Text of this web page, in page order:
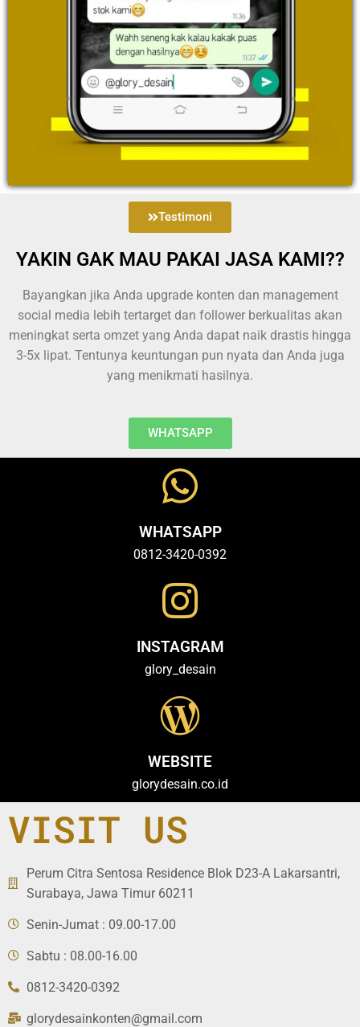
Testimoni
YAKIN GAK MAU PAKAI JASA KAMI??
Bayangkan jika Anda upgrade konten dan management
social media lebih tertarget dan follower berkualitas akan
meningkat serta omzet yang Anda dapat naik drastis hingga
3-5x lipat. Tentunya keuntungan pun nyata dan Anda juga
yang menikmati hasilnya.
WHATSAPP
WHATSAPP
0812-3420-0392
INSTAGRAM
glory_desain
WEBSITE
glorydesain.co.id
VISIT US
Perum Citra Sentosa Residence Blok D23-A Lakarsantri,
Surabaya, Jawa Timur 60211
Senin-Jumat : 09.00-17.00
Sabtu : 08.00-16.00
0812-3420-0392
glorydesainkonten@gmail.com